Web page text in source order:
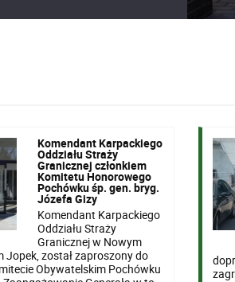
Komendant Karpackiego
Oddziału Straży
Granicznej członkiem
Komitetu Honorowego
Pochówku śp. gen. bryg.
Józefa Gizy
Komendant Karpackiego
Oddziału Straży
Granicznej w Nowym
Jopek, został zaproszony do
Obywatelskim Pochówku